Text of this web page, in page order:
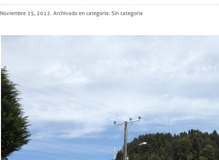
Noviembre 15, 2012. Archivado en categoría: Sin categoría